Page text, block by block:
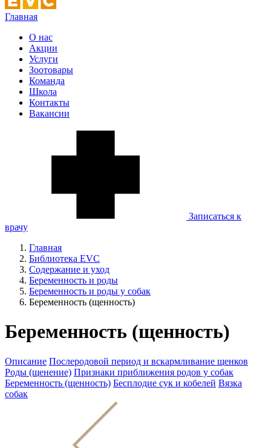
Главная
О нас
Акции
Услуги
Зоотовары
Команда
Школа
Контакты
Вакансии
Записаться к
врачу
Главная
Библиотека EVC
Содержание и уход
Беременность и роды
Беременность и роды у собак
Беременность (щенность)
Беременность (щенность)
Описание Послеродовой период и вскармливание щенков
Роды (щенение) Признаки приближения родов у собак
Беременность (щенность) Бесплодие сук и кобелей Вязка
собак